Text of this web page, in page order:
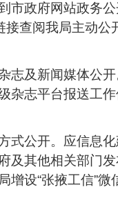
市政府网站政务
接查阅我局主动公
志及新闻媒体公
杂志平台报送工
式公开。应信息
及其他相关部门
增设“张掖工信”